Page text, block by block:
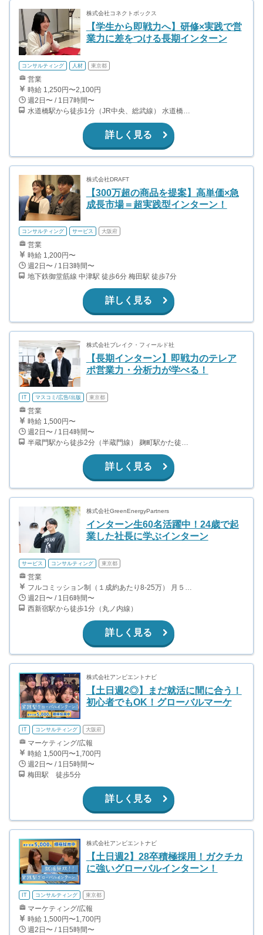
株式会社コネクトボックス
【学生から即戦力へ】研修×実践で営
業力に差をつける長期インターン
コンサルティング 人材 東京都
営業
時給 1,250円〜2,100円
週2日〜 / 1日7時間〜
水道橋駅から徒歩1分（JR中央、総武線） 水道橋駅から徒歩6分（都営三田線）
詳しく見る
株式会社DRAFT
【300万超の商品を提案】高単価×急
成長市場＝超実践型インターン！
コンサルティング サービス 大阪府
営業
時給 1,200円〜
週2日〜 / 1日3時間〜
地下鉄御堂筋線 中津駅 徒歩6分 梅田駅 徒歩7分
詳しく見る
株式会社ブレイク・フィールド社
【長期インターン】即戦力のテレア
ポ営業力・分析力が学べる！
IT マスコミ/広告/出版 東京都
営業
時給 1,500円〜
週2日〜 / 1日4時間〜
半蔵門駅から徒歩2分（半蔵門線） 麹町駅かた徒歩10分（有楽町線）
詳しく見る
株式会社GreenEnergyPartners
インターン生60名活躍中！24歳で起
業した社長に学ぶインターン
サービス コンサルティング 東京都
営業
フルコミッション制（１成約あたり8-25万） 月５０万以上稼ぐインターン生も多数います！ ■収入例 ○入社１ヶ月目（明治大学2年生） 役職：アポインター 月間１契約×８万円＝８万円 ＋交通費 ○入社３ヶ月目（東京大学２年生） 役職：アポインター（ランク：ブロンズ） 月間３契約×10万円＝30万円 ＋交通費 ○入社６ヶ月目（早稲田大学３年生） 役職：アポインター（ランク：シルバー） 月間５契約×12万円＝60万円 ＋交通費 ○入社15ヶ月目（慶應大学３年生） 役職：クローザー 月間３契約×25万＝75万円 ＋交通費
週2日〜 / 1日6時間〜
西新宿駅から徒歩1分（丸ノ内線）
詳しく見る
株式会社アンビエントナビ
【土日週2◎】まだ就活に間に合う！
初心者でもOK！グローバルマーケ
IT コンサルティング 大阪府
マーケティング/広報
時給 1,500円〜1,700円
週2日〜 / 1日5時間〜
梅田駅 徒歩5分
詳しく見る
株式会社アンビエントナビ
【土日週2】28卒積極採用！ガクチカ
に強いグローバルインターン！
IT コンサルティング 東京都
マーケティング/広報
時給 1,500円〜1,700円
週2日〜 / 1日5時間〜